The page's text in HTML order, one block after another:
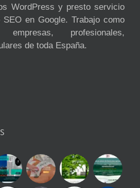
WordPress y presto servicio
SEO en Google. Trabajo como
profesionales,
de toda España.